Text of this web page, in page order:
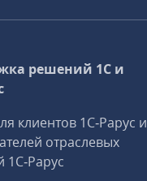
решений 1С и
клиентов 1С‑Рарус и
отраслевых